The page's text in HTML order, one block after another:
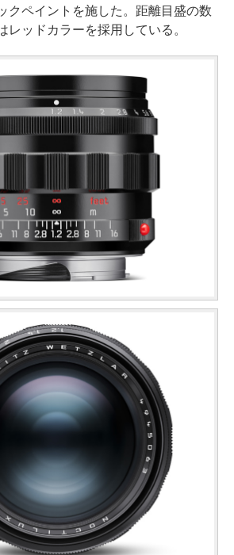
クペイントを施した。距離目盛の数
レッドカラーを採用している。